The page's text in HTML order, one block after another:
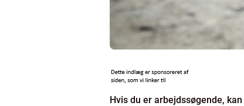
Hvis du er arbejdssøgende, kan